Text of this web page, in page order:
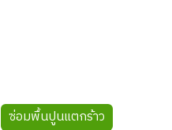
ซ่อมพื้นปูนแตกร้าว